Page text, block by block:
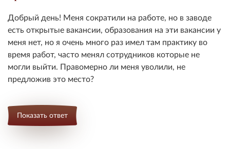
Добрый день! Меня сократили на работе, но в заводе
есть открытые вакансии, образования на эти вакансии у
меня нет, но я очень много раз имел там практику во
время работ, часто менял сотрудников которые не
могли выйти. Правомерно ли меня уволили, не
предложив это место?
Показать ответ